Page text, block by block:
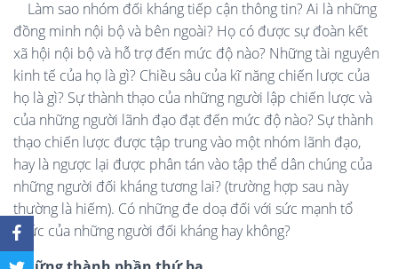
Làm sao nhóm đối kháng tiếp cận thông tin? Ai là những
đồng minh nội bộ và bên ngoài? Họ có được sự đoàn kết
xã hội nội bộ và hỗ trợ đến mức độ nào? Những tài nguyên
kinh tế của họ là gì? Chiều sâu của kĩ năng chiến lược của
họ là gì? Sự thành thạo của những người lập chiến lược và
của những người lãnh đạo đạt đến mức độ nào? Sự thành
thạo chiến lược được tập trung vào một nhóm lãnh đạo,
hay là ngược lại được phân tán vào tập thể dân chúng của
những người đối kháng tương lai? (trường hợp sau này
thường là hiếm). Có những đe doạ đối với sức mạnh tổ
chức của những người đối kháng hay không?